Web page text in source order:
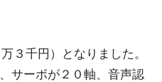
３千円）となりました。
サーボが２０軸、音声認